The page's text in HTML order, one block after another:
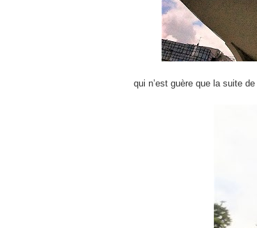
qui n’est guère que la suite de